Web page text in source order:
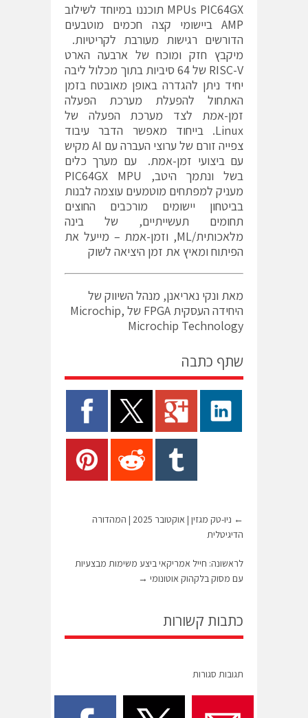
MPUs PIC64GX תוכננו במיוחד לשילוב
AMP ביישומי קצה חכמים מוטבעים
הדורשים רגישות מעורבת לקריטיות.
מיקבץ חזק ומוכח של ארבעה הארט
RISC-V של 64 סיביות בתוך מכלול ליבה
יחיד ניתן להגדרה באופן מאובטח בזמן
האתחול להפעלת מערכת הפעלה
זמן-אמת לצד מערכת הפעלה של
Linux. בייחוד מאפשר הדבר עיבוד
צפייה זורם של ערוצי העברה עם AI מקיש
עם ביצועי זמן-אמת. עם מערך כלים
בשל ונתמך היטב, PIC64GX MPU
מעניק למפתחים מוטמעים עוצמה לבנות
בביטחון יישומים מורכבים החוצים
תחומים תעשייתיים, של בינה
מלאכותית/ML, וזמן-אמת – מייעל את
הפיתוח ומאיץ את זמן היציאה לשוק
מאת ונקי נאריאנן, מנהל השיווק של
היחידה העסקית FPGA של Microchip,
Microchip Technology
שתף כתבה
←
ניו-טק מגזין | אוקטובר 2025 | המהדורה
הדיגיטלית
לראשונה: חייל אמריקאי ביצע משימות מבצעיות
עם מסוק בלקהוק אוטונומי →
כתבות קשורות
תגובות סגורות